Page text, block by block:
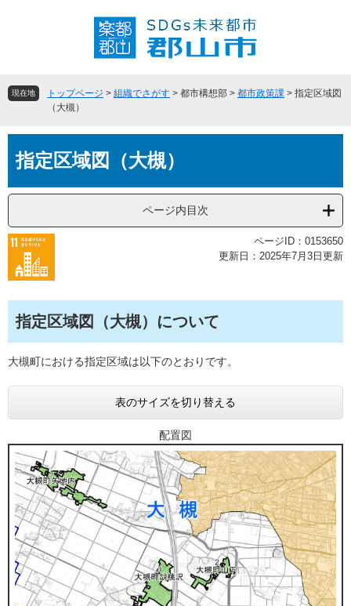
頭
飛
へ
現在地 トップページ > 組織でさがす > 都市構想部 > 都市政策課 > 指定区域図
（大槻）
文指定区域図（大槻）
ページ内目次
ページID：0153650
更新日：2025年7月3日更新
指定区域図（大槻）について
大槻町における指定区域は以下のとおりです。
表のサイズを切り替える
配置図